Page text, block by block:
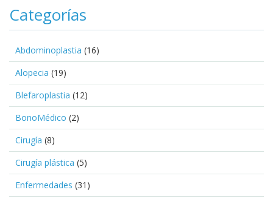
Categorías
Abdominoplastia (16)
Alopecia (19)
Blefaroplastia (12)
BonoMédico (2)
Cirugía (8)
Cirugía plástica (5)
Enfermedades (31)